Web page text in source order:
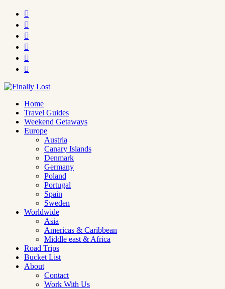






Home
Travel Guides
Weekend Getaways
Europe
Austria
Canary Islands
Denmark
Germany
Poland
Portugal
Spain
Sweden
Worldwide
Asia
Americas & Caribbean
Middle east & Africa
Road Trips
Bucket List
About
Contact
Work With Us